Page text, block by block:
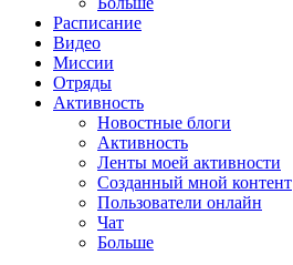
Расписание
Видео
Миссии
Отряды
Активность
Новостные блоги
Активность
Ленты моей активности
Созданный мной контент
Пользователи онлайн
Чат
Больше